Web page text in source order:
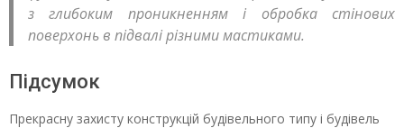
з глибоким проникненням і обробка стінових
поверхонь в підвалі різними мастиками.
Підсумок
Прекрасну захисту конструкцій будівельного типу і будівель